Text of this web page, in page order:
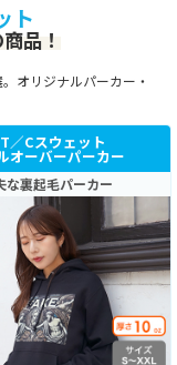
ト
品！
オリジナルパーカー・
T／Cスウェット
オーバーパーカー
な裏起毛パーカー